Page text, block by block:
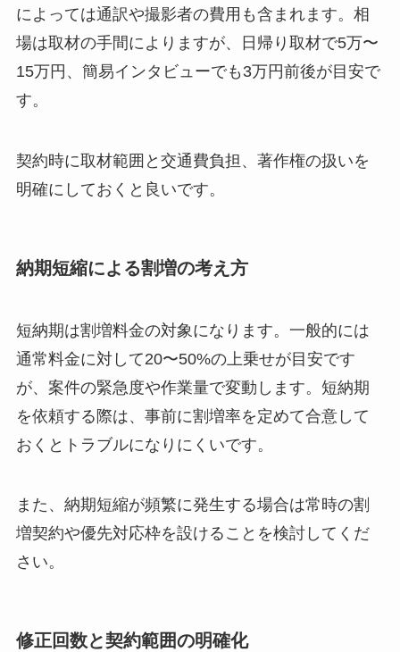
によっては通訳や撮影者の費用も含まれます。相
場は取材の手間によりますが、日帰り取材で5万〜
15万円、簡易インタビューでも3万円前後が目安で
す。
契約時に取材範囲と交通費負担、著作権の扱いを
明確にしておくと良いです。
納期短縮による割増の考え方
短納期は割増料金の対象になります。一般的には
通常料金に対して20〜50%の上乗せが目安です
が、案件の緊急度や作業量で変動します。短納期
を依頼する際は、事前に割増率を定めて合意して
おくとトラブルになりにくいです。
また、納期短縮が頻繁に発生する場合は常時の割
増契約や優先対応枠を設けることを検討してくだ
さい。
修正回数と契約範囲の明確化